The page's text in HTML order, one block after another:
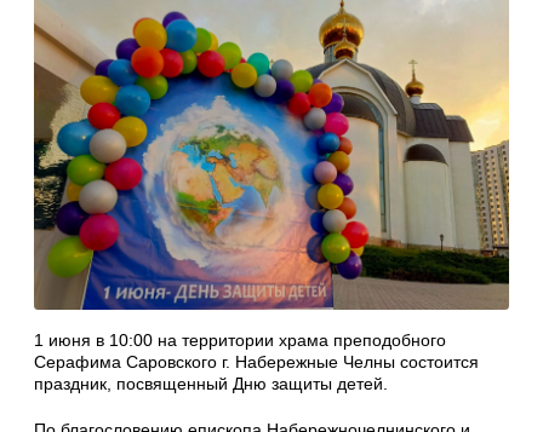
1 июня в 10:00 на территории храма преподобного
Серафима Саровского г. Набережные Челны состоится
праздник, посвященный Дню защиты детей.